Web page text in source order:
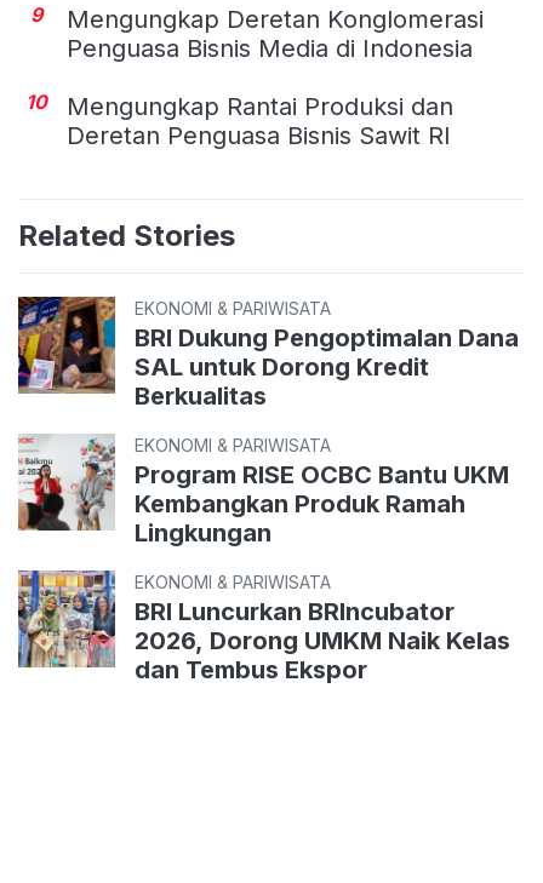
9
Mengungkap Deretan Konglomerasi
Penguasa Bisnis Media di Indonesia
10
Mengungkap Rantai Produksi dan
Deretan Penguasa Bisnis Sawit RI
Related Stories
EKONOMI & PARIWISATA
BRI Dukung Pengoptimalan Dana
SAL untuk Dorong Kredit
Berkualitas
EKONOMI & PARIWISATA
Program RISE OCBC Bantu UKM
Kembangkan Produk Ramah
Lingkungan
EKONOMI & PARIWISATA
BRI Luncurkan BRIncubator
2026, Dorong UMKM Naik Kelas
dan Tembus Ekspor